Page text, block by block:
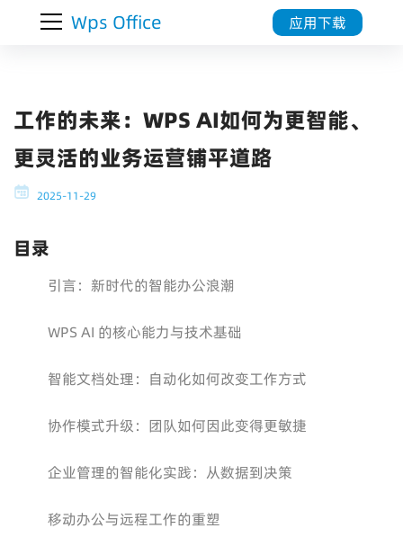
Wps Office 应用下载
工作的未来：WPS AI如何为更智能、
更灵活的业务运营铺平道路
2025-11-29
目录
引言：新时代的智能办公浪潮
WPS AI 的核心能力与技术基础
智能文档处理：自动化如何改变工作方式
协作模式升级：团队如何因此变得更敏捷
企业管理的智能化实践：从数据到决策
移动办公与远程工作的重塑